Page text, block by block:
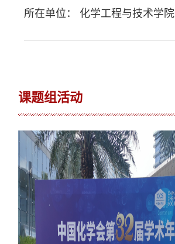
所在单位： 化学工程与技术学院
课题组活动